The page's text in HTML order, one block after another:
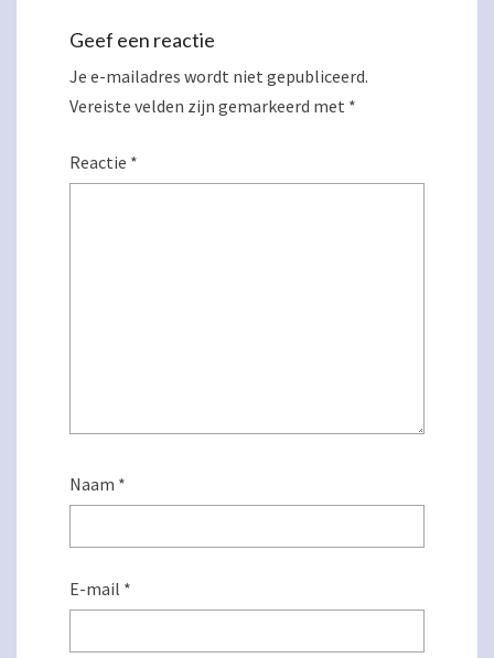
Geef een reactie
Je e-mailadres wordt niet gepubliceerd.
Vereiste velden zijn gemarkeerd met *
Reactie *
Naam *
E-mail *